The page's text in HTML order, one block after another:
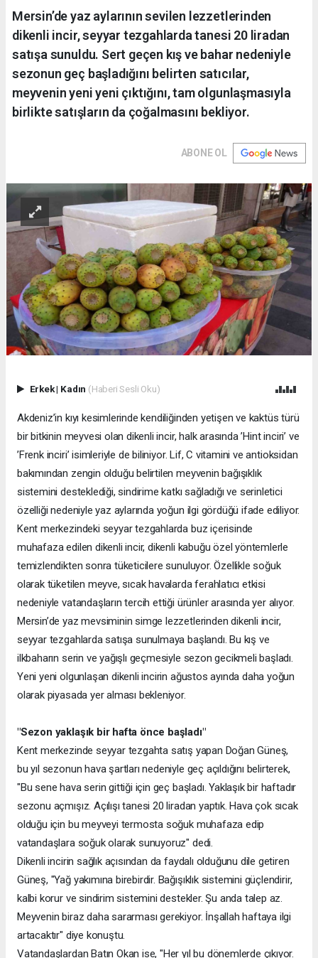
Mersin’de yaz aylarının sevilen lezzetlerinden
dikenli incir, seyyar tezgahlarda tanesi 20 liradan
satışa sunuldu. Sert geçen kış ve bahar nedeniyle
sezonun geç başladığını belirten satıcılar,
meyvenin yeni yeni çıktığını, tam olgunlaşmasıyla
birlikte satışların da çoğalmasını bekliyor.
ABONE OL
Erkek| Kadın (Haberi Sesli Oku)
Akdeniz’in kıyı kesimlerinde kendiliğinden yetişen ve kaktüs türü
bir bitkinin meyvesi olan dikenli incir, halk arasında ’Hint inciri’ ve
’Frenk inciri’ isimleriyle de biliniyor. Lif, C vitamini ve antioksidan
bakımından zengin olduğu belirtilen meyvenin bağışıklık
sistemini desteklediği, sindirime katkı sağladığı ve serinletici
özelliği nedeniyle yaz aylarında yoğun ilgi gördüğü ifade ediliyor.
Kent merkezindeki seyyar tezgahlarda buz içerisinde
muhafaza edilen dikenli incir, dikenli kabuğu özel yöntemlerle
temizlendikten sonra tüketicilere sunuluyor. Özellikle soğuk
olarak tüketilen meyve, sıcak havalarda ferahlatıcı etkisi
nedeniyle vatandaşların tercih ettiği ürünler arasında yer alıyor.
Mersin’de yaz mevsiminin simge lezzetlerinden dikenli incir,
seyyar tezgahlarda satışa sunulmaya başlandı. Bu kış ve
ilkbaharın serin ve yağışlı geçmesiyle sezon gecikmeli başladı.
Yeni yeni olgunlaşan dikenli incirin ağustos ayında daha yoğun
olarak piyasada yer alması bekleniyor.
"Sezon yaklaşık bir hafta önce başladı"
Kent merkezinde seyyar tezgahta satış yapan Doğan Güneş,
bu yıl sezonun hava şartları nedeniyle geç açıldığını belirterek,
"Bu sene hava serin gittiği için geç başladı. Yaklaşık bir haftadır
sezonu açmışız. Açılışı tanesi 20 liradan yaptık. Hava çok sıcak
olduğu için bu meyveyi termosta soğuk muhafaza edip
vatandaşlara soğuk olarak sunuyoruz" dedi.
Dikenli incirin sağlık açısından da faydalı olduğunu dile getiren
Güneş, "Yağ yakımına birebirdir. Bağışıklık sistemini güçlendirir,
kalbi korur ve sindirim sistemini destekler. Şu anda talep az.
Meyvenin biraz daha sararması gerekiyor. İnşallah haftaya ilgi
artacaktır" diye konuştu.
Vatandaşlardan Batın Okan ise, "Her yıl bu dönemlerde çıkıyor.